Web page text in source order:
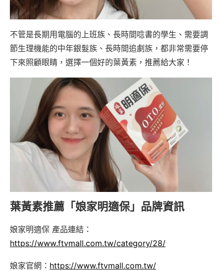
不管是長期用電腦的上班族、長時間唸書的學生、需要調
節生理機能的中年銀髮族、長時間追劇族，都非常需要停
下來照顧眼睛，選擇一個好的葉黃素，推薦給大家！
葉黃素推薦「娘家明適保」品牌資訊
娘家明適保 產品連結：
https://www.ftvmall.com.tw/category/28/
娘家官網： https://www.ftvmall.com.tw/